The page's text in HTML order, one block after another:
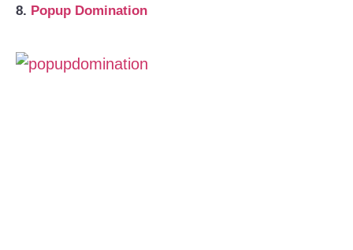
8. Popup Domination